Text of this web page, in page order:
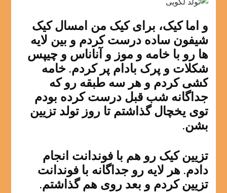
و اما کیک، برای کیک من امسال کیک
شیفون ساده درست کردم و بین لایه
ها رو با خامه و موز و آناناس و چیپس
شکلات و پرک بادام پر کردم. خامه
کشی کردم و هر سه طبقه رو که
جداگانه شب قبل درست کرده بودم
توی یخچال گذاشتم تا روز تولد تزیین
بشن.
تزیین کیک رو هم با فوندانت انجام
دادم. هر لایه رو جداگانه با فوندانت
تزیین کردم و بعد روی هم گذاشتم.